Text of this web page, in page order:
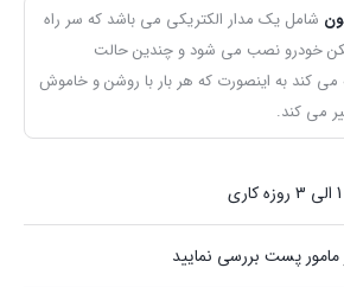
شامل یک مدار الکتریکی می باشد که سر راه
خودرو نصب می شود و چندین حالت
می کند به اینصورت که هر بار با روشن و خاموش
می کند.
مامور پست بررسی نمایید